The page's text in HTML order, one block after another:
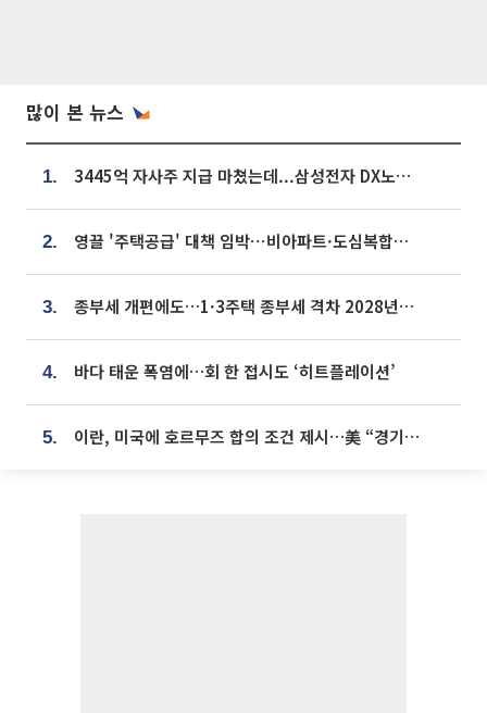
많이 본 뉴스
1. 3445억 자사주 지급 마쳤는데...삼성전자 DX노조, 뒤늦은 '떼쓰기 집회'
2. 영끌 '주택공급' 대책 임박⋯비아파트·도심복합까지 총동원
3. 종부세 개편에도…1·3주택 종부세 격차 2028년부터 확대
4. 바다 태운 폭염에…회 한 접시도 ‘히트플레이션’
5. 이란, 미국에 호르무즈 합의 조건 제시…美 “경기 아직 안 끝나” [종합]